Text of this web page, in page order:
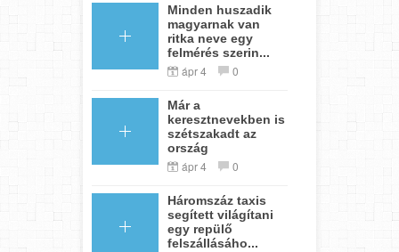
Minden huszadik
magyarnak van
ritka neve egy
felmérés szerin...
ápr 4 0
Már a
keresztnevekben is
szétszakadt az
ország
ápr 4 0
Háromszáz taxis
segített világítani
egy repülő
felszállásáho...